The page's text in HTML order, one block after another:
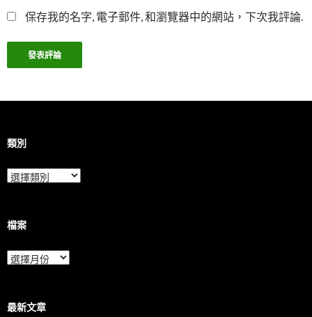
保存我的名字, 電子郵件, 和瀏覽器中的網站，下次我評論.
類別
類
別
檔案
檔
案
最新文章